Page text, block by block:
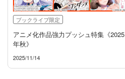
ブックライブ限定
アニメ化作品強力プッシュ特集《2025
年秋》
2025/11/14